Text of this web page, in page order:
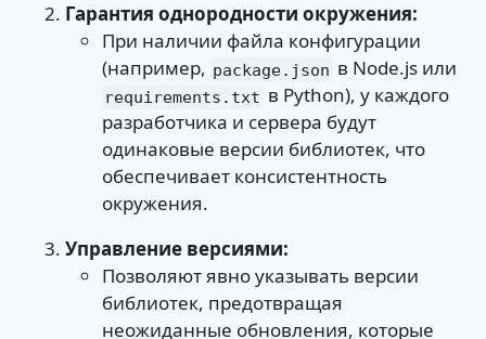
Гарантия однородности окружения:
При наличии файла конфигурации
(например, package.json в Node.js или
requirements.txt в Python), у каждого
разработчика и сервера будут
одинаковые версии библиотек, что
обеспечивает консистентность
окружения.
Управление версиями:
Позволяют явно указывать версии
библиотек, предотвращая
неожиданные обновления, которые